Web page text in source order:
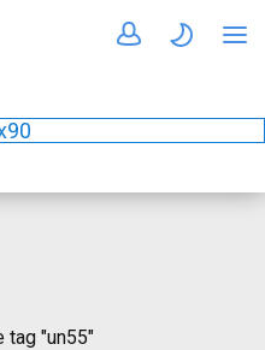
tag "un55"